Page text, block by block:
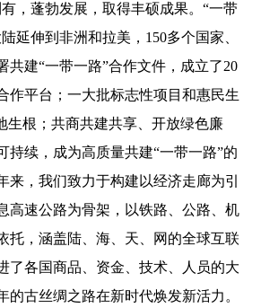
，蓬勃发展，取得丰硕成果。“一带
延伸到非洲和拉美，150多个国家、
共建“一带一路”合作文件，成立了20
作平台；一大批标志性项目和惠民生
生根；共商共建共享、开放绿色廉
持续，成为高质量共建“一带一路”的
来，我们致力于构建以经济走廊为引
高速公路为骨架，以铁路、公路、机
托，涵盖陆、海、天、网的全球互联
了各国商品、资金、技术、人员的大
的古丝绸之路在新时代焕发新活力。